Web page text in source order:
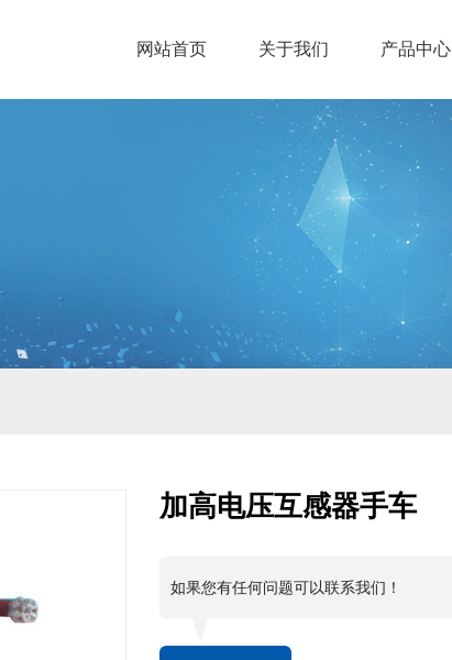
网站首页 关于我们 产品中心
加高电压互感器手车
如果您有任何问题可以联系我们！